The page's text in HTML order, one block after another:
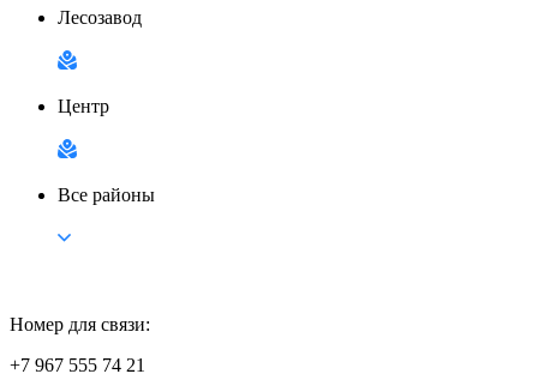
Лесозавод
Центр
Все районы
Номер для связи:
+7 967 555 74 21